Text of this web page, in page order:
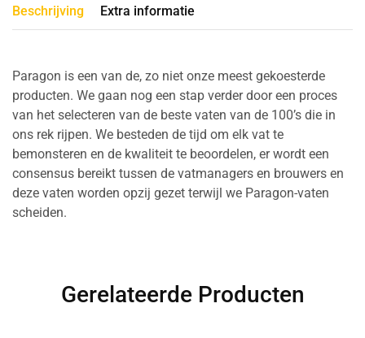
Beschrijving Extra informatie
Paragon is een van de, zo niet onze meest gekoesterde
producten. We gaan nog een stap verder door een proces
van het selecteren van de beste vaten van de 100’s die in
ons rek rijpen. We besteden de tijd om elk vat te
bemonsteren en de kwaliteit te beoordelen, er wordt een
consensus bereikt tussen de vatmanagers en brouwers en
deze vaten worden opzij gezet terwijl we Paragon-vaten
scheiden.
Gerelateerde Producten